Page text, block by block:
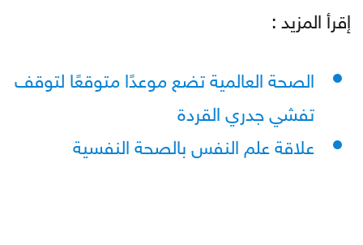
إقرأ المزيد :
الصحة العالمية تضع موعدًا متوقعًا لتوقف
تفشي جدري القردة
علاقة علم النفس بالصحة النفسية